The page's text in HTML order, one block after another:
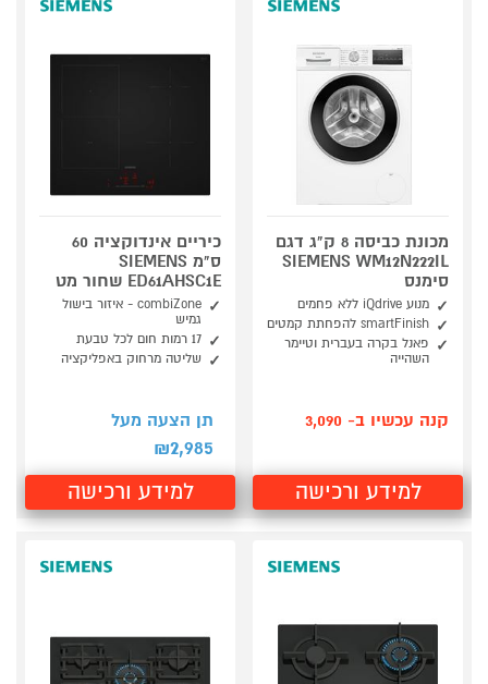
מכונת כביסה 8 ק"ג דגם
SIEMENS WM12N222IL
סימנס
מנוע iQdrive ללא פחמים
smartFinish להפחתת קמטים
פאנל בקרה בעברית וטיימר
השהייה
קנה עכשיו ב- 3,090
למידע ורכישה
כיריים אינדוקציה 60
ס"מ SIEMENS
ED61AHSC1E שחור מט
combiZone - איזור בישול
גמיש
17 רמות חום לכל טבעת
שליטה מרחוק באפליקציה
תן הצעה מעל
₪2,985
למידע ורכישה